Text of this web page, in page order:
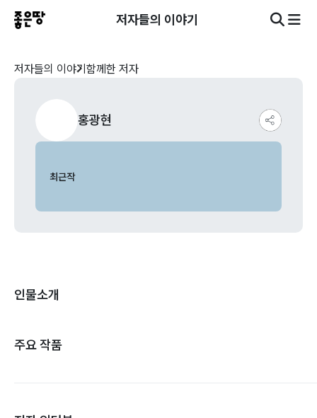
저자들의 이야기
저자들의 이야기 함께한 저자
홍광현
최근작
인물소개
주요 작품